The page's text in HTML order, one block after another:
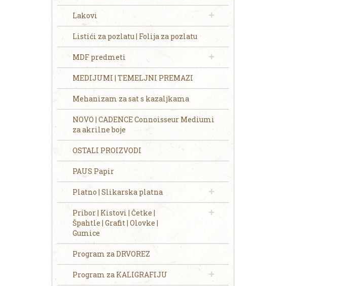
Lakovi
Listići za pozlatu | Folija za pozlatu
MDF predmeti
MEDIJUMI | TEMELJNI PREMAZI
Mehanizam za sat s kazaljkama
NOVO | CADENCE Connoisseur Mediumi
za akrilne boje
OSTALI PROIZVODI
PAUS Papir
Platno | Slikarska platna
Pribor | Kistovi | Četke |
Špahtle | Grafit | Olovke |
Gumice
Program za DRVOREZ
Program za KALIGRAFIJU